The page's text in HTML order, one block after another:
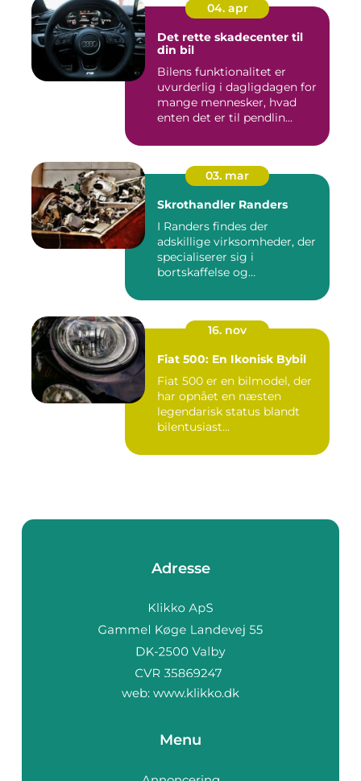
04. apr
Det rette skadecenter til
din bil
Bilens funktionalitet er
uvurderlig i dagligdagen for
mange mennesker, hvad
enten det er til pendlin...
03. mar
Skrothandler Randers
I Randers findes der
adskillige virksomheder, der
specialiserer sig i
bortskaffelse og
16. nov
Fiat 500: En Ikonisk Bybil
Fiat 500 er en bilmodel, der
har opnået en næsten
legendarisk status blandt
bilentusiast...
Adresse
web: www.klikko.dk
Menu